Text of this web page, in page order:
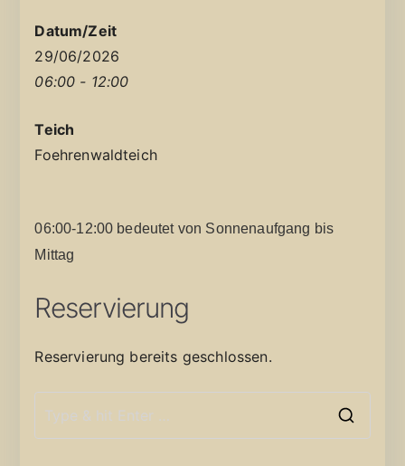
Datum/Zeit
29/06/2026
06:00 - 12:00
Teich
Foehrenwaldteich
06:00-12:00 bedeutet von Sonnenaufgang bis
Mittag
Reservierung
Reservierung bereits geschlossen.